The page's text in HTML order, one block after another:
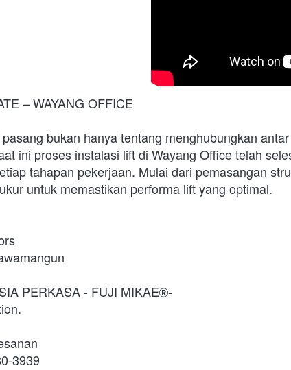
– WAYANG OFFICE
bukan hanya tentang menghubungkan
ini proses instalasi lift di Wayang Office telah
tahapan pekerjaan. Mulai dari pemasangan
untuk memastikan performa lift yang optimal.
PERKASA - FUJI MIKAE -
3939